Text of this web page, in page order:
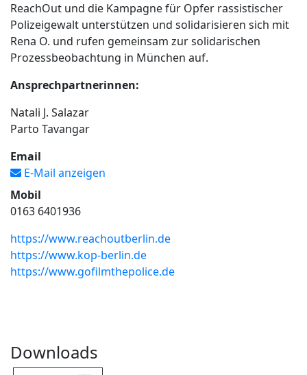
ReachOut und die Kampagne für Opfer rassistischer
Polizeigewalt unterstützen und solidarisieren sich mit
Rena O. und rufen gemeinsam zur solidarischen
Prozessbeobachtung in München auf.
Ansprechpartnerinnen:
Natali J. Salazar
Parto Tavangar
Email
E-Mail anzeigen
Mobil
0163 6401936
https://www.reachoutberlin.de
https://www.kop-berlin.de
https://www.gofilmthepolice.de
Downloads